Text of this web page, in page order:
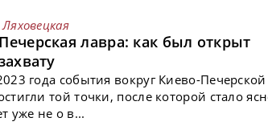
лавра: как был открыт
года события вокруг Киево-Печерской
той точки, после которой стало
уже не о в...